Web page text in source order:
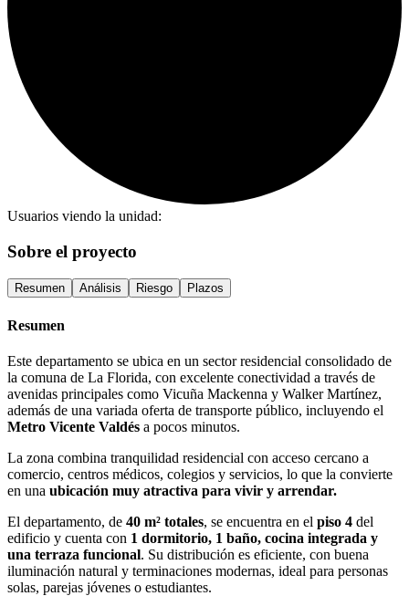
Usuarios viendo la unidad:
Sobre el proyecto
Resumen Análisis Riesgo Plazos
Resumen
Este departamento se ubica en un sector residencial consolidado de
la comuna de La Florida, con excelente conectividad a través de
avenidas principales como Vicuña Mackenna y Walker Martínez,
además de una variada oferta de transporte público, incluyendo el
Metro Vicente Valdés a pocos minutos.
La zona combina tranquilidad residencial con acceso cercano a
comercio, centros médicos, colegios y servicios, lo que la convierte
en una ubicación muy atractiva para vivir y arrendar.
El departamento, de 40 m² totales, se encuentra en el piso 4 del
edificio y cuenta con 1 dormitorio, 1 baño, cocina integrada y
una terraza funcional. Su distribución es eficiente, con buena
iluminación natural y terminaciones modernas, ideal para personas
solas, parejas jóvenes o estudiantes.